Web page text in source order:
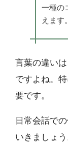
一種の
えます。
言葉の違い
ですよね。
要です。
日常会話で
いきましょう